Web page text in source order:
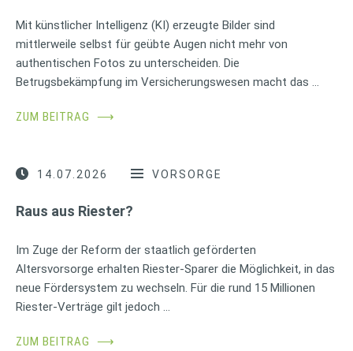
Mit künstlicher Intelligenz (KI) erzeugte Bilder sind
mittlerweile selbst für geübte Augen nicht mehr von
authentischen Fotos zu unterscheiden. Die
Betrugsbekämpfung im Versicherungswesen macht das …
ZUM BEITRAG ⟶
14.07.2026 VORSORGE
Raus aus Riester?
Im Zuge der Reform der staatlich geförderten
Altersvorsorge erhalten Riester-Sparer die Möglichkeit, in das
neue Fördersystem zu wechseln. Für die rund 15 Millionen
Riester-Verträge gilt jedoch …
ZUM BEITRAG ⟶